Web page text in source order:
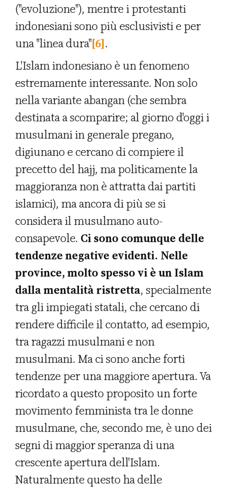
("evoluzione"), mentre i protestanti
indonesiani sono più esclusivisti e per
una "linea dura"[6].
L'Islam indonesiano è un fenomeno
estremamente interessante. Non solo
nella variante abangan (che sembra
destinata a scomparire; al giorno d'oggi i
musulmani in generale pregano,
digiunano e cercano di compiere il
precetto del hajj, ma politicamente la
maggioranza non è attratta dai partiti
islamici), ma ancora di più se si
considera il musulmano auto-
consapevole. Ci sono comunque delle
tendenze negative evidenti. Nelle
province, molto spesso vi è un Islam
dalla mentalità ristretta, specialmente
tra gli impiegati statali, che cercano di
rendere difficile il contatto, ad esempio,
tra ragazzi musulmani e non
musulmani. Ma ci sono anche forti
tendenze per una maggiore apertura. Va
ricordato a questo proposito un forte
movimento femminista tra le donne
musulmane, che, secondo me, è uno dei
segni di maggior speranza di una
crescente apertura dell'Islam.
Naturalmente questo ha delle